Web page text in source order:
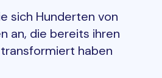
sich Hunderten von
an, die bereits ihren
haben